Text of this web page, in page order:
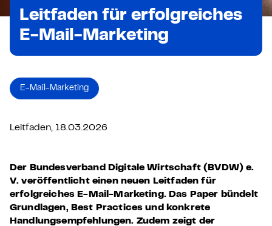
Leitfaden für erfolgreiches
E-Mail-Marketing
E-Mail-Marketing
Leitfaden, 18.03.2026
Der Bundesverband Digitale Wirtschaft (BVDW) e.
V. veröffentlicht einen neuen Leitfaden für
erfolgreiches E-Mail-Marketing. Das Paper bündelt
Grundlagen, Best Practices und konkrete
Handlungsempfehlungen. Zudem zeigt der